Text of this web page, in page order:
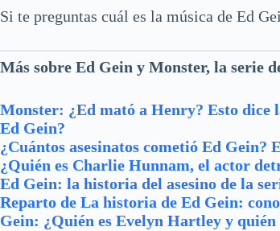
Si te preguntas cuál es la música de Ed
Más sobre Ed Gein y Monster, la serie
Monster: ¿Ed mató a Henry? Esto dice
Ed Gein?
¿Cuántos asesinatos cometió Ed Gein?
¿Quién es Charlie Hunnam, el actor
Ed Gein: la historia del asesino de la
Reparto de La historia de Ed Gein:
Gein: ¿Quién es Evelyn Hartley y